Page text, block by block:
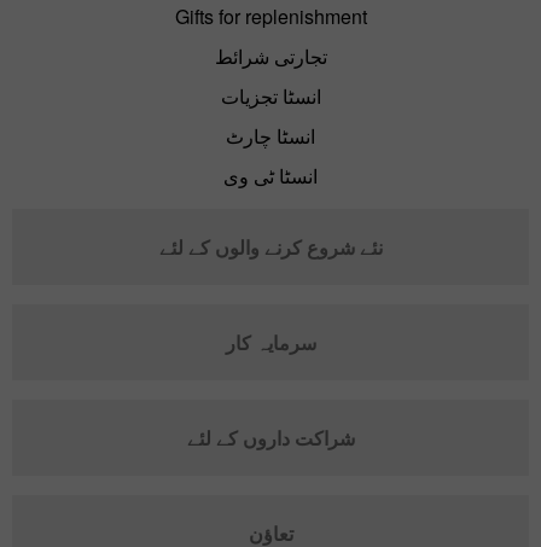
Gifts for replenishment
تجارتی شرائط
انسٹا تجزیات
انسٹا چارٹ
انسٹا ٹی وی
نئے شروع کرنے والوں کے لئے
سرمایہ کار
شراکت داروں کے لئے
تعاؤن